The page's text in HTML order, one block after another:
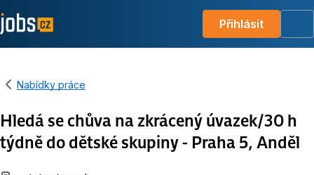
Přihlásit
Nabídky práce
Hledá se chůva na zkrácený úvazek/30 h
týdně do dětské skupiny - Praha 5, Anděl